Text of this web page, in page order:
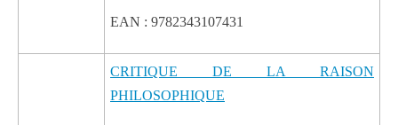
EAN : 9782343107431
CRITIQUE DE LA RAISON
PHILOSOPHIQUE